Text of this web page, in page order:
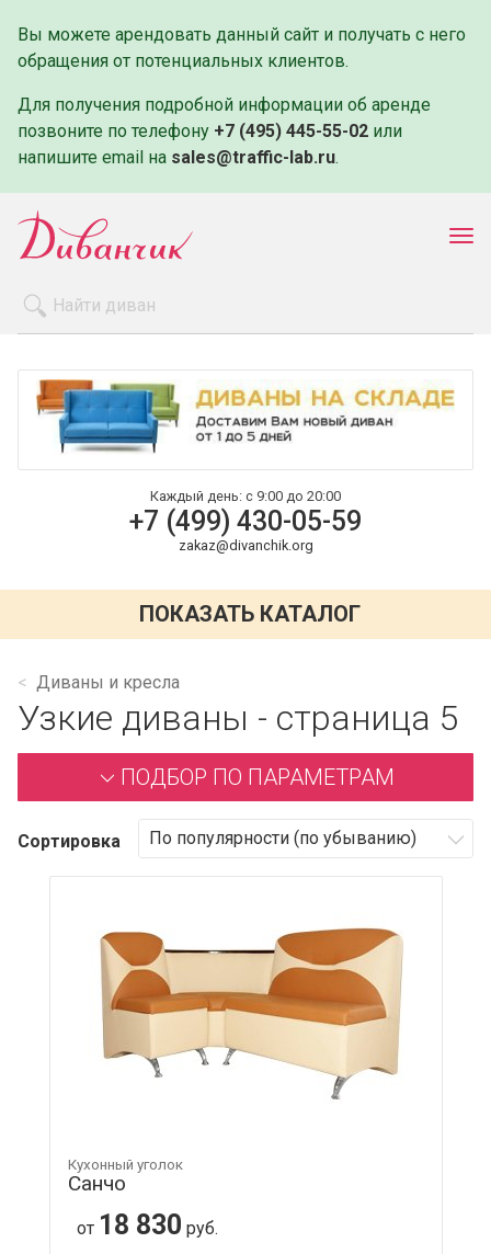
Вы можете арендовать данный сайт и получать с него
обращения от потенциальных клиентов.
Для получения подробной информации об аренде
позвоните по телефону +7 (495) 445-55-02 или
напишите email на sales@traffic-lab.ru.
Оплата и доставка
Контакты
Каждый день: с 9:00 до 20:00
+7 (499) 430-05-59
zakaz@divanchik.org
ПОКАЗАТЬ КАТАЛОГ
Диваны и кресла
Узкие диваны - страница 5
ПОДБОР ПО ПАРАМЕТРАМ
Сортировка
Кухонный уголок
Санчо
от 18 830 руб.